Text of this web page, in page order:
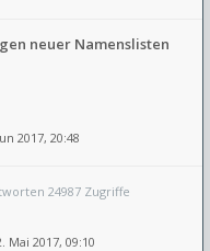
neuer Namenslisten
2017, 20:48
24987 Zugriffe
Mai 2017, 09:10